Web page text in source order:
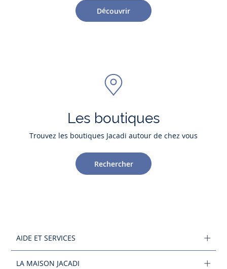
Découvrir
Les boutiques
Trouvez les boutiques Jacadi autour de chez vous
Rechercher
AIDE ET SERVICES
LA MAISON JACADI